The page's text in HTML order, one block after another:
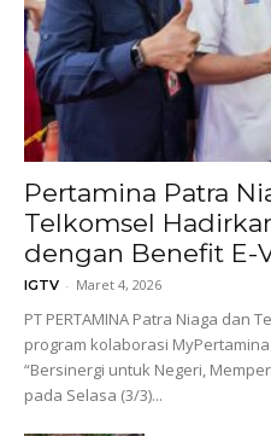
Pertamina Patra
Telkomsel
dengan Benefit E-
IGTV - Maret 4, 2026
PT PERTAMINA Patra Niaga dan
program kolaborasi
“Bersinergi untuk Negeri,
pada Selasa (3/3)...